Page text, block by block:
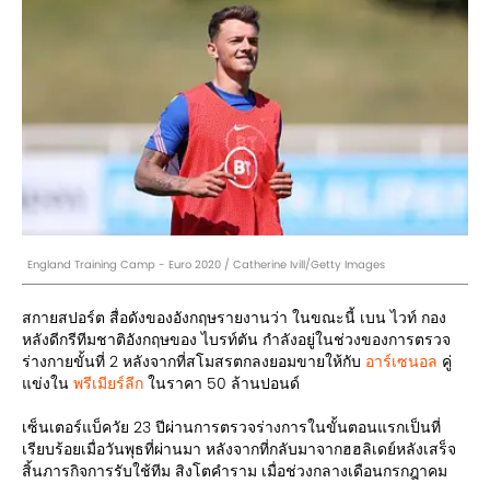
England Training Camp - Euro 2020 / Catherine Ivill/Getty Images
สกายสปอร์ต สื่อดังของอังกฤษรายงานว่า ในขณะนี้ เบน ไวท์ กอง
หลังดีกรีทีมชาติอังกฤษของ ไบรท์ตัน กำลังอยู่ในช่วงของการตรวจ
ร่างกายขั้นที่ 2 หลังจากที่สโมสรตกลงยอมขายให้กับ อาร์เซนอล คู่
แข่งใน พรีเมียร์ลีก ในราคา 50 ล้านปอนด์
เซ็นเตอร์แบ็ควัย 23 ปีผ่านการตรวจร่างการในขั้นตอนแรกเป็นที่
เรียบร้อยเมื่อวันพุธที่ผ่านมา หลังจากที่กลับมาจากฮฮลิเดย์หลังเสร็จ
สิ้นภารกิจการรับใช้ทีม สิงโตคำราม เมื่อช่วงกลางเดือนกรกฎาคม